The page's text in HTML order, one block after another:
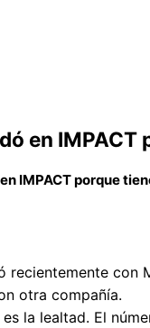
en
IMPACT porque
recientemente
otra compañía.
es la lealtad. El